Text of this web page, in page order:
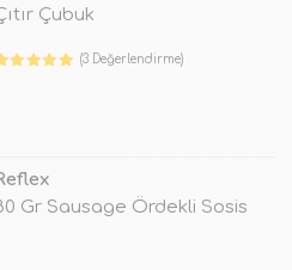
Çubuk
(3 Değerlendirme)
Gr Sausage Ördekli Sosis